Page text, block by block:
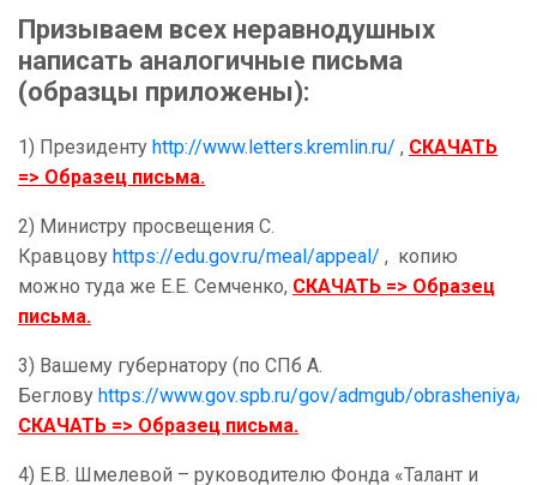
Призываем всех неравнодушных
написать аналогичные письма
(образцы приложены):
1) Президенту http://www.letters.kremlin.ru/ , СКАЧАТЬ
=> Образец письма.
2) Министру просвещения С.
Кравцову https://edu.gov.ru/meal/appeal/ , копию
можно туда же Е.Е. Семченко, СКАЧАТЬ => Образец
письма.
3) Вашему губернатору (по СПб А.
Беглову https://www.gov.spb.ru/gov/admgub/obrasheniya/
СКАЧАТЬ => Образец письма.
4) Е.В. Шмелевой – руководителю Фонда «Талант и